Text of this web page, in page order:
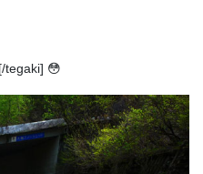
tegaki] 😳